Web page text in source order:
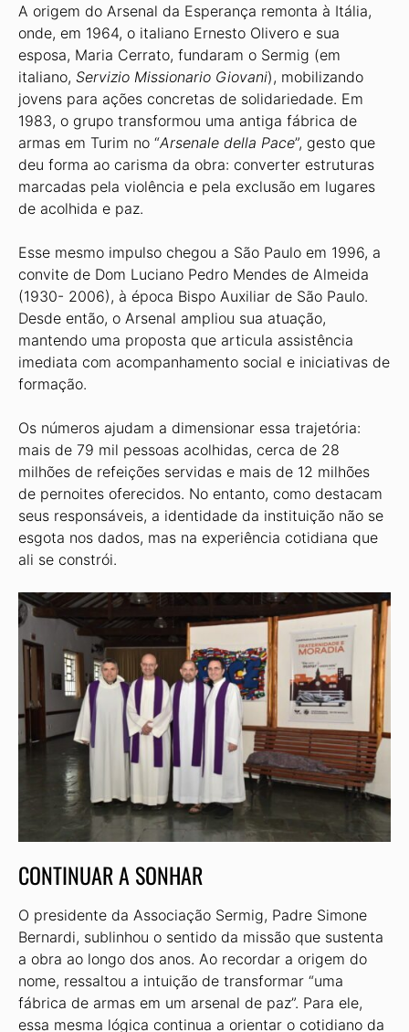
A origem do Arsenal da Esperança remonta à Itália,
onde, em 1964, o italiano Ernesto Olivero e sua
esposa, Maria Cerrato, fundaram o Sermig (em
italiano, Servizio Missionario Giovani), mobilizando
jovens para ações concretas de solidariedade. Em
1983, o grupo transformou uma antiga fábrica de
armas em Turim no “Arsenale della Pace”, gesto que
deu forma ao carisma da obra: converter estruturas
marcadas pela violência e pela exclusão em lugares
de acolhida e paz.
Esse mesmo impulso chegou a São Paulo em 1996, a
convite de Dom Luciano Pedro Mendes de Almeida
(1930- 2006), à época Bispo Auxiliar de São Paulo.
Desde então, o Arsenal ampliou sua atuação,
mantendo uma proposta que articula assistência
imediata com acompanhamento social e iniciativas de
formação.
Os números ajudam a dimensionar essa trajetória:
mais de 79 mil pessoas acolhidas, cerca de 28
milhões de refeições servidas e mais de 12 milhões
de pernoites oferecidos. No entanto, como destacam
seus responsáveis, a identidade da instituição não se
esgota nos dados, mas na experiência cotidiana que
ali se constrói.
CONTINUAR A SONHAR
O presidente da Associação Sermig, Padre Simone
Bernardi, sublinhou o sentido da missão que sustenta
a obra ao longo dos anos. Ao recordar a origem do
nome, ressaltou a intuição de transformar “uma
fábrica de armas em um arsenal de paz”. Para ele,
essa mesma lógica continua a orientar o cotidiano da